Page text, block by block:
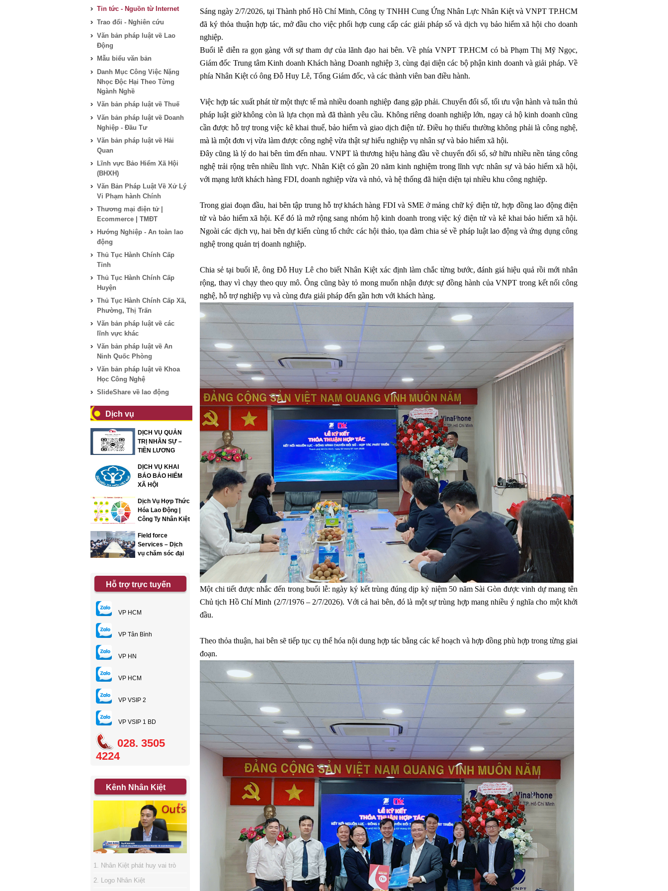
Tin tức - Nguồn từ Internet
Trao đổi - Nghiên cứu
Văn bản pháp luật về Lao
Động
Mẫu biểu văn bản
Danh Mục Công Việc Nặng
Nhọc Độc Hại Theo Từng
Ngành Nghề
Văn bản pháp luật về Thuế
Văn bản pháp luật về Doanh
Nghiệp - Đầu Tư
Văn bản pháp luật về Hải
Quan
Lĩnh vực Bảo Hiểm Xã Hội
(BHXH)
Văn Bản Pháp Luật Về Xử Lý
Vi Phạm hành Chính
Thương mại điện tử |
Ecommerce | TMĐT
Hướng Nghiệp - An toàn lao
động
Thủ Tục Hành Chính Cấp
Tỉnh
Thủ Tục Hành Chính Cấp
Huyện
Thủ Tục Hành Chính Cấp Xã,
Phường, Thị Trấn
Văn bản pháp luật về các
lĩnh vực khác
Văn bản pháp luật về An
Ninh Quốc Phòng
Văn bản pháp luật về Khoa
Học Công Nghệ
SlideShare về lao động
Dịch vụ
DỊCH VỤ QUẢN
TRỊ NHÂN SỰ –
TIỀN LƯƠNG
DỊCH VỤ KHAI
BÁO BẢO HIỂM
XÃ HỘI
Dịch Vụ Hợp Thức
Hóa Lao Động |
Công Ty Nhân Kiệt
Field force
Services – Dịch
vụ chăm sóc đại
Hỗ trợ trực tuyến
VP HCM
VP Tân Bình
VP HN
VP HCM
VP VSIP 2
VP VSIP 1 BD
028. 3505
4224
Kênh Nhân Kiệt
1. Nhân Kiệt phát huy vai trò
sàn giao dịch việc làm
2. Logo Nhân Kiệt
Sáng ngày 2/7/2026, tại Thành phố Hồ Chí Minh, Công ty TNHH Cung Ứng Nhân Lực Nhân Kiệt và VNPT TP.HCM
đã ký thỏa thuận hợp tác, mở đầu cho việc phối hợp cung cấp các giải pháp số và dịch vụ bảo hiểm xã hội cho doanh
nghiệp.
Buổi lễ diễn ra gọn gàng với sự tham dự của lãnh đạo hai bên. Về phía VNPT TP.HCM có bà Phạm Thị Mỹ Ngọc,
Giám đốc Trung tâm Kinh doanh Khách hàng Doanh nghiệp 3, cùng đại diện các bộ phận kinh doanh và giải pháp. Về
phía Nhân Kiệt có ông Đỗ Huy Lê, Tổng Giám đốc, và các thành viên ban điều hành.
Việc hợp tác xuất phát từ một thực tế mà nhiều doanh nghiệp đang gặp phải. Chuyển đổi số, tối ưu vận hành và tuân thủ
pháp luật giờ không còn là lựa chọn mà đã thành yêu cầu. Không riêng doanh nghiệp lớn, ngay cả hộ kinh doanh cũng
cần được hỗ trợ trong việc kê khai thuế, bảo hiểm và giao dịch điện tử. Điều họ thiếu thường không phải là công nghệ,
mà là một đơn vị vừa làm được công nghệ vừa thật sự hiểu nghiệp vụ nhân sự và bảo hiểm xã hội.
Đây cũng là lý do hai bên tìm đến nhau. VNPT là thương hiệu hàng đầu về chuyển đổi số, sở hữu nhiều nền tảng công
nghệ trải rộng trên nhiều lĩnh vực. Nhân Kiệt có gần 20 năm kinh nghiệm trong lĩnh vực nhân sự và bảo hiểm xã hội,
với mạng lưới khách hàng FDI, doanh nghiệp vừa và nhỏ, và hệ thống đã hiện diện tại nhiều khu công nghiệp.
Trong giai đoạn đầu, hai bên tập trung hỗ trợ khách hàng FDI và SME ở mảng chữ ký điện tử, hợp đồng lao động điện
tử và bảo hiểm xã hội. Kế đó là mở rộng sang nhóm hộ kinh doanh trong việc ký điện tử và kê khai bảo hiểm xã hội.
Ngoài các dịch vụ, hai bên dự kiến cùng tổ chức các hội thảo, tọa đàm chia sẻ về pháp luật lao động và ứng dụng công
nghệ trong quản trị doanh nghiệp.
Chia sẻ tại buổi lễ, ông Đỗ Huy Lê cho biết Nhân Kiệt xác định làm chắc từng bước, đánh giá hiệu quả rồi mới nhân
rộng, thay vì chạy theo quy mô. Ông cũng bày tỏ mong muốn nhận được sự đồng hành của VNPT trong kết nối công
nghệ, hỗ trợ nghiệp vụ và cùng đưa giải pháp đến gần hơn với khách hàng.
Một chi tiết được nhắc đến trong buổi lễ: ngày ký kết trùng đúng dịp kỷ niệm 50 năm Sài Gòn được vinh dự mang tên
Chủ tịch Hồ Chí Minh (2/7/1976 – 2/7/2026). Với cả hai bên, đó là một sự trùng hợp mang nhiều ý nghĩa cho một khởi
đầu.
Theo thỏa thuận, hai bên sẽ tiếp tục cụ thể hóa nội dung hợp tác bằng các kế hoạch và hợp đồng phù hợp trong từng giai
đoạn.